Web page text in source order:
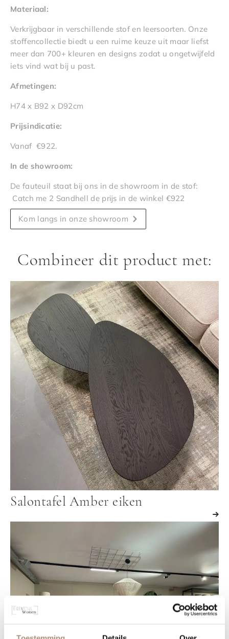
Materiaal:
Verkrijgbaar in verschillende stof en leersoorten. Onze
stoffencollectie biedt u een ruime keuze uit maar liefst
meer dan 700+ kleuren en designs zodat u ongetwijfeld
iets vind wat bij u past.
Afmetingen:
H74 x B92 x D92cm
Prijsindicatie:
Vanaf €922.
In de showroom:
De fauteuil staat bij ons in de showroom in de stof:
Catch me 2 Sandhell de prijs in de winkel €922
Kom langs in onze showroom
Combineer dit product met:
Salontafel Amber eiken